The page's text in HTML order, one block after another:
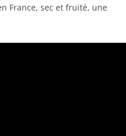
France, sec et fruité, une